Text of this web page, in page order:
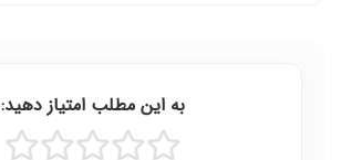
به این مطلب امتیاز دهید: